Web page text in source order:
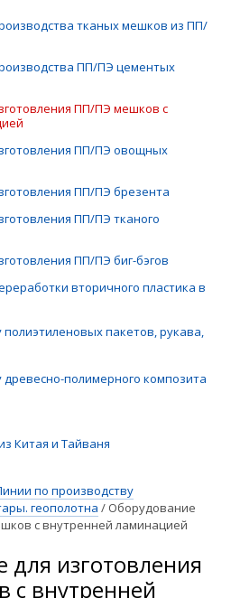
тканых мешков из ПП/
ПП/ПЭ цементых
ПП/ПЭ мешков с
ПП/ПЭ овощных
ПП/ПЭ брезента
ПП/ПЭ тканого
ПП/ПЭ биг-бэгов
вторичного пластика в
пакетов, рукава,
полимерного композита
Китая и Тайваня
по производству
геополотна / Оборудование
с внутренней ламинацией
для изготовления
внутренней